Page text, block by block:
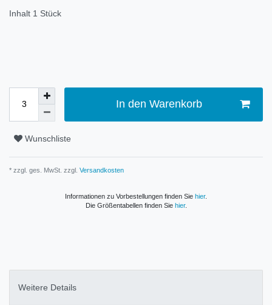
Inhalt 1 Stück
In den Warenkorb
Wunschliste
* zzgl. ges. MwSt. zzgl. Versandkosten
Informationen zu Vorbestellungen finden Sie hier.
Die Größentabellen finden Sie hier.
Weitere Details